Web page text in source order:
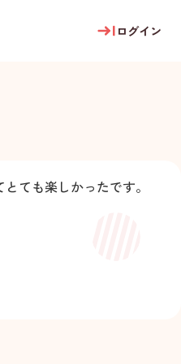
ログイン
ても楽しかったです。